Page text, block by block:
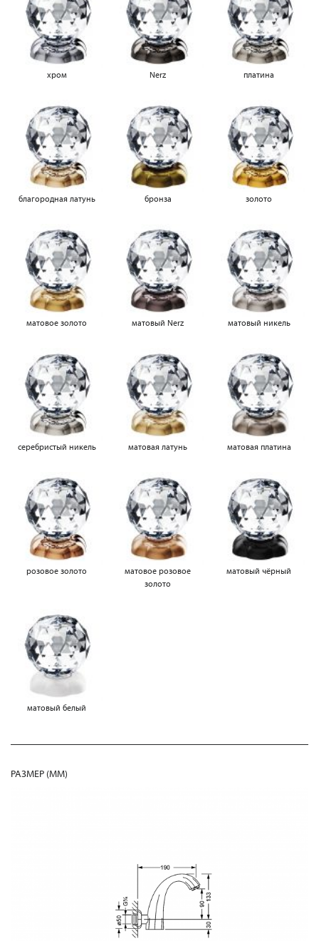
хром Nerz платина
благородная латунь бронза золото
матовое золото матовый Nerz матовый никель
серебристый никель матовая латунь матовая платина
розовое золото
матовое розовое
золото
матовый чёрный
матовый белый
РАЗМЕР (MM)